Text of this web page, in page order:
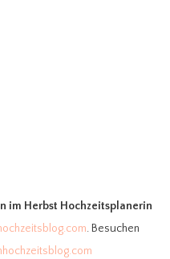
im Herbst Hochzeitsplanerin
. Besuchen